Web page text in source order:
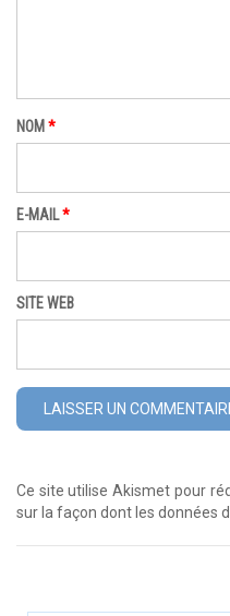
NOM *
E-MAIL*
SITE WEB
Ce site utilise Akismet pour
sur la façon dont les données